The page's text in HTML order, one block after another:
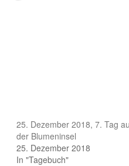
25. Dezember 2018, 7. Tag
der Blumeninsel
25. Dezember 2018
In "Tagebuch"